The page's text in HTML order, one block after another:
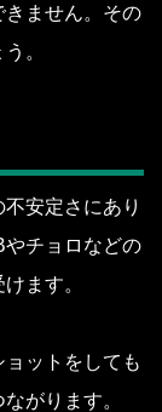
ません。その
。
安定さにあり
やチョロなどの
ます。
ョットをしても
がります。